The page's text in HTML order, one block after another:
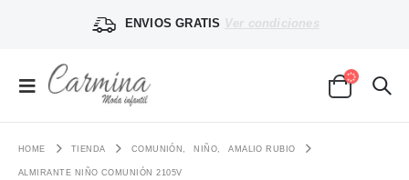
ENVIOS GRATIS Ver condiciones
HOME TIENDA COMUNIÓN, NIÑO, AMALIO RUBIO
ALMIRANTE NIÑO COMUNIÓN 2105V